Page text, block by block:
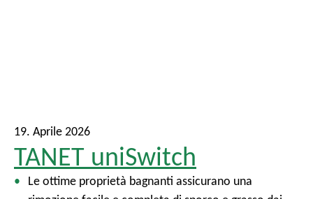
19. Aprile 2026
TANET uniSwitch
Le ottime proprietà bagnanti assicurano una